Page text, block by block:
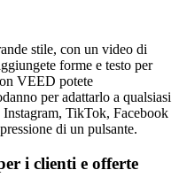
stile, con un video di
forme e testo per
VEED potete
per adattarlo a qualsiasi
TikTok, Facebook
di un pulsante.
i clienti e offerte